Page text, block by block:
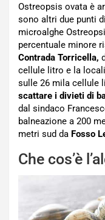
Ostreopsis ovata è
sono altri due punti
microalghe
percentuale minore
Contrada Torricella,
cellule litro e la
sulle 26 mila cellule
scattare i divieti di
dal sindaco
balneazione a 200
metri sud da Fosso
Che cos’è